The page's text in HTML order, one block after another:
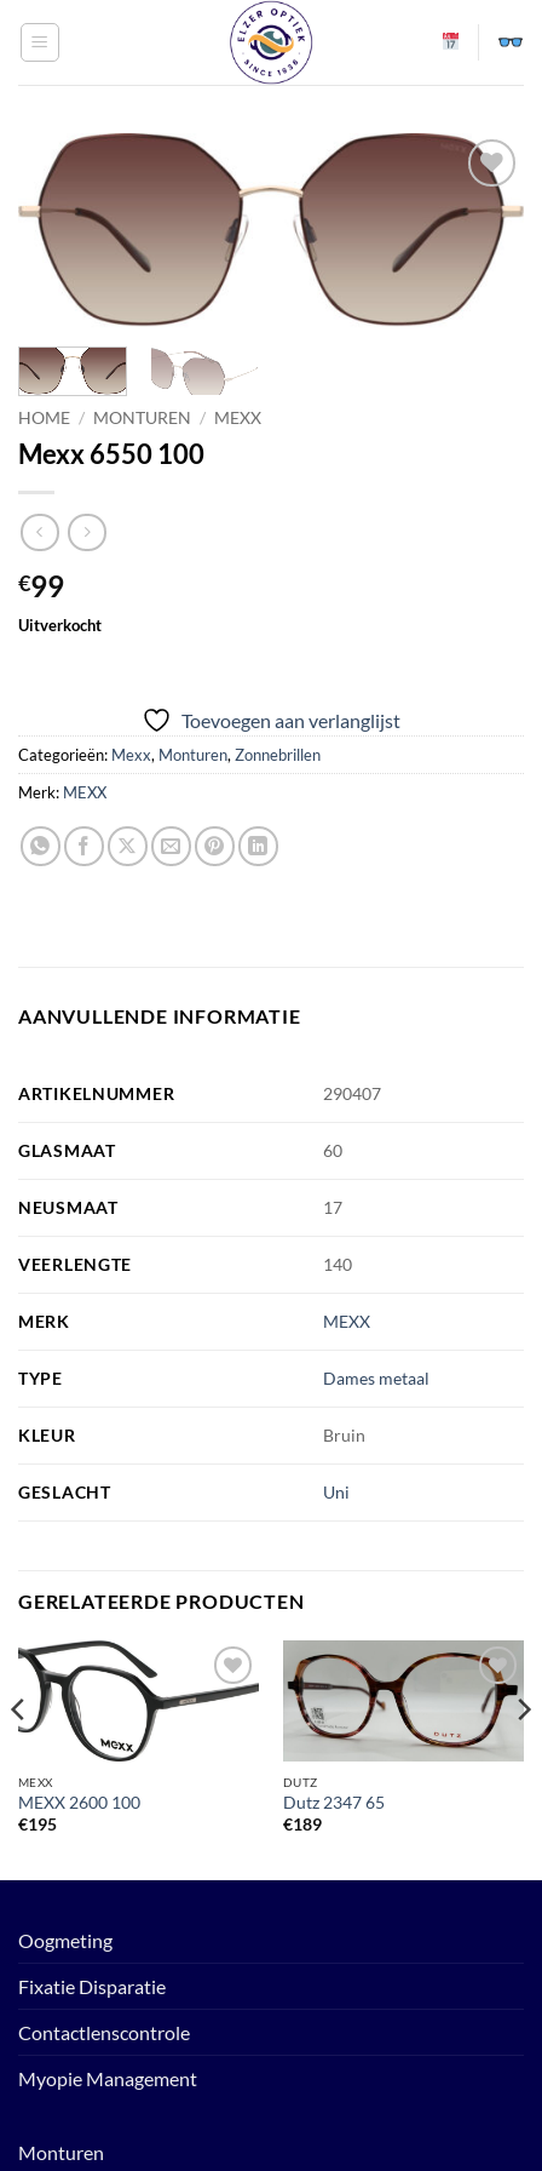
naar
Toevoegen
verlanglijst
HOME / MONTUREN / MEXX
Mexx 6550 100
€99
Uitverkocht
Toevoegen aan verlanglijst
Categorieën: Mexx, Monturen,Zonnebrillen
Merk: MEXX
AANVULLENDE INFORMATIE
ARTIKELNUMMER 290407
GLASMAAT 60
NEUSMAAT 17
VEERLENGTE 140
MERK MEXX
TYPE Dames metaal
KLEUR Bruin
GESLACHT Uni
GERELATEERDE PRODUCTEN
Toevoegen
MEXX
MEXX 2600 100
€195
Toevoegen
aan
verlanglijst
DUTZ
Dutz 2347 65
€189
Oogmeting
Fixatie Disparatie
Contactlenscontrole
Myopie Management
Monturen